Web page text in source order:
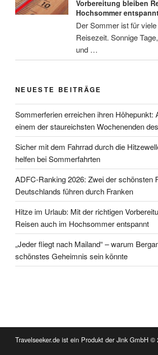
Vorbereitung bleiben
Hochsommer
Der Sommer ist für
Reisezeit. Sonnige
und …
NEUESTE BEITRÄGE
Sommerferien erreichen ihren Höhepunkt:
einem der staureichsten Wochenenden
Sicher mit dem Fahrrad durch die
helfen bei Sommerfahrten
ADFC-Ranking 2026: Zwei der schönsten
Deutschlands führen durch Franken
Hitze im Urlaub: Mit der richtigen
Reisen auch im Hochsommer entspannt
„Jeder fliegt nach Mailand“ – warum
schönstes Geheimnis sein könnte
Travelseeker.de ist ein Produkt der Jink GmbH